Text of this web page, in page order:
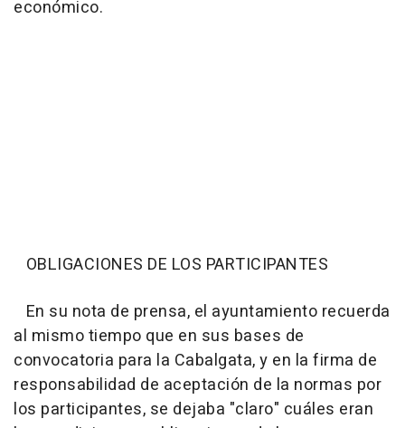
económico.
OBLIGACIONES DE LOS PARTICIPANTES
En su nota de prensa, el ayuntamiento recuerda
al mismo tiempo que en sus bases de
convocatoria para la Cabalgata, y en la firma de
responsabilidad de aceptación de la normas por
los participantes, se dejaba "claro" cuáles eran